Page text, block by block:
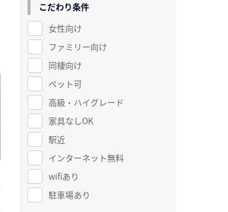
こだわり条件
女性向け
ファミリー向け
同棲向け
ペット可
高級・ハイグレード
家具なしOK
駅近
インターネット無料
wifiあり
駐車場あり